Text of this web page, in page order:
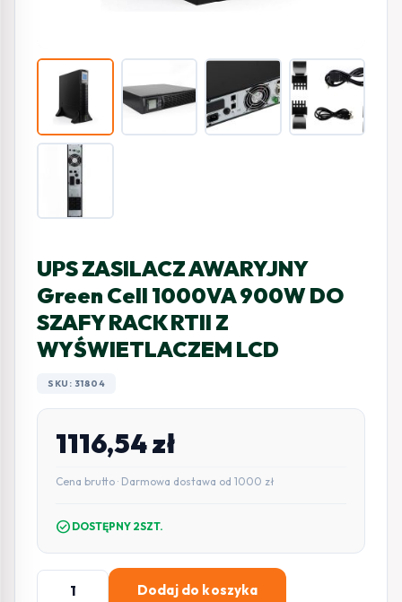
UPS ZASILACZ AWARYJNY
Green Cell 1000VA 900W DO
SZAFY RACK RTII Z
WYŚWIETLACZEM LCD
SKU: 31804
1116,54zł
Cena brutto · Darmowa dostawa od 1000 zł
check_circle DOSTĘPNY 2SZT.
ilość
Dodaj do koszyka